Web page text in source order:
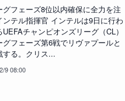
グフェーズ8位以内確保に全力を注
ンテル指揮官 インテルは9日に行わ
UEFAチャンピオンズリーグ（CL）
グフェーズ第6戦でリヴァプールと
する。クリス...
9 08:00